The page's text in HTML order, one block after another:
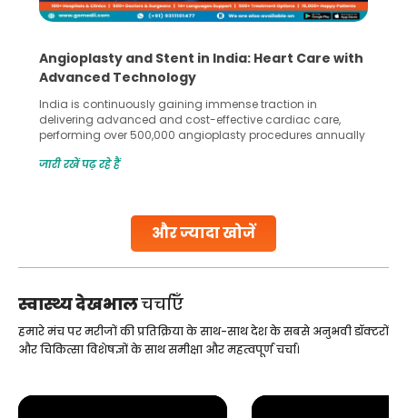
और ज्यादा खोजें
Angioplasty and Stent in India: Heart Care with
Advanced Technology
India is continuously gaining immense traction in
delivering advanced and cost-effective cardiac care,
performing over 500,000 angioplasty procedures annually
globe are searching for treatments like angioplasty and
Studies, such as one published
जारी रखें पढ़ रहे हैं
स्वास्थ्य देखभालचर्चाएँ
हमारे मंच पर मरीजों की प्रतिक्रिया के साथ-साथ देश के सबसे अनुभवी डॉक्टरों
और चिकित्सा विशेषज्ञों के साथ समीक्षा और महत्वपूर्ण चर्चा।